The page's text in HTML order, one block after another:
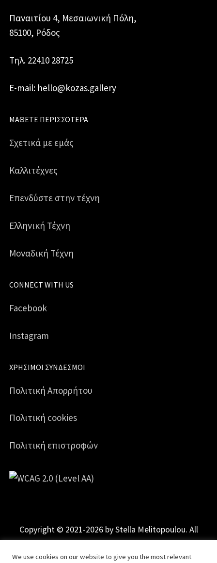
Παναιτίου 4, Μεσαιωνική Πόλη,
85100, Ρόδος
Τηλ. 22410 28725
E-mail: hello@kozas.gallery
ΜΆΘΕΤΕ ΠΕΡΙΣΣΌΤΕΡΑ
Σχετικά με εμάς
Καλλιτέχνες
Επενδύστε στην τέχνη
Ελληνική Τέχνη
Μοναδική Τέχνη
CONNECT WITH US
Facebook
Instagram
ΧΡΉΣΙΜΟΙ ΣΎΝΔΕΣΜΟΙ
Πολιτική Απορρήτου
Πολιτική cookies
Πολιτική επιστροφών
Copyright © 2021-2026 by Stella Melitopoulou. All
Rights Reserved.
Powered bymgk.advertising.
We use cookies on our website to give you the most relevant